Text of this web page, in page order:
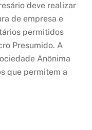
deve realizar
de empresa e
permitidos
Presumido. A
Anônima
que permitem a